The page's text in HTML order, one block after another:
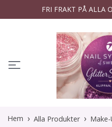
FRI FRAKT PÅ ALLA
Hem Alla Produkter Make-